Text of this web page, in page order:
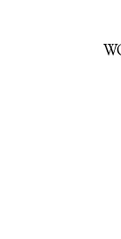
地元山口を拠点